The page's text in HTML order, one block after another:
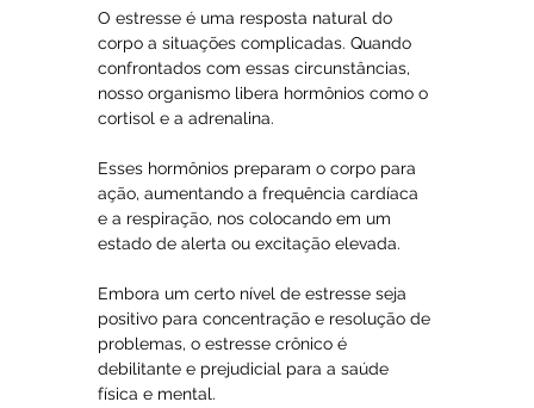
O estresse é uma resposta natural do
corpo a situações complicadas. Quando
confrontados com essas circunstâncias,
nosso organismo libera hormônios como o
cortisol e a adrenalina.
Esses hormônios preparam o corpo para
ação, aumentando a frequência cardíaca
e a respiração, nos colocando em um
estado de alerta ou excitação elevada.
Embora um certo nível de estresse seja
positivo para concentração e resolução de
problemas, o estresse crônico é
debilitante e prejudicial para a saúde
física e mental.